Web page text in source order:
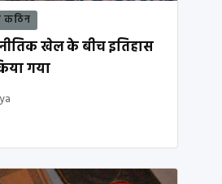
कठिन
खेल के बीच इतिहास
गया